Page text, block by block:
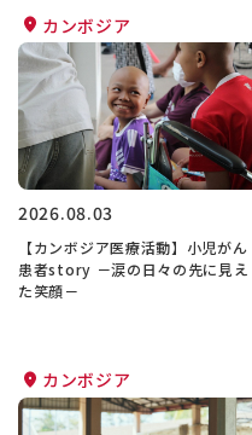
カンボジア
2026.08.03
【カンボジア医療活動】小児がん
患者story －涙の日々の先に見え
た笑顔－
カンボジア